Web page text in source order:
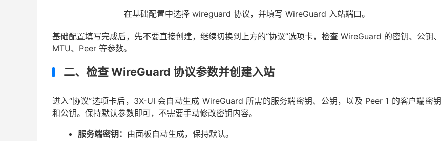
在基础配置中选择 wireguard 协议，并填写 WireGuard 入站端口。
基础配置填写完成后，先不要直接创建，继续切换到上方的“协议”选项卡，检查 WireGuard 的密钥、公钥、
MTU、Peer 等参数。
二、检查 WireGuard 协议参数并创建入站
进入“协议”选项卡后，3X-UI 会自动生成 WireGuard 所需的服务端密钥、公钥，以及 Peer 1 的客户端密钥
和公钥。保持默认参数即可，不需要手动修改密钥内容。
服务端密钥： 由面板自动生成，保持默认。